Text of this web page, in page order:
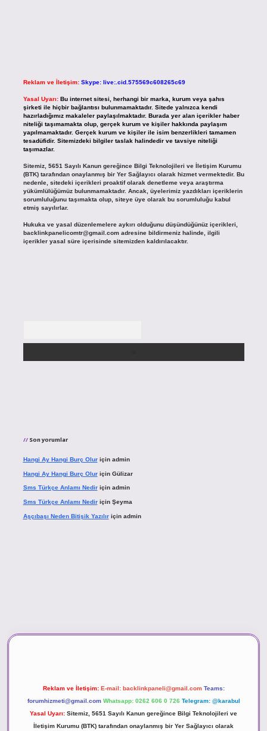
Reklam ve İletişim: Skype: live:.cid.575569c608265c69
Yasal Uyarı: Bu internet sitesi, herhangi bir marka, kurum veya şahıs
şirketi ile hiçbir bağlantısı bulunmamaktadır. Sitede yalnızca kendi
hazırladığımız makaleler paylaşılmaktadır. Burada yer alan içerikler haber
niteliği taşımamakta olup, gerçek kurum ve kişiler hakkında paylaşım
yapılmamaktadır. Gerçek kurum ve kişiler ile isim benzerlikleri tamamen
tesadüfidir. Sitemizdeki bilgiler taslak halindedir ve tavsiye niteliği
taşımazlar.
Sitemiz, 5651 Sayılı Kanun gereğince Bilgi Teknolojileri ve İletişim Kurumu
(BTK) tarafından onaylanmış bir Yer Sağlayıcı olarak hizmet vermektedir. Bu
nedenle, sitedeki içerikleri proaktif olarak denetleme veya araştırma
yükümlülüğümüz bulunmamaktadır. Ancak, üyelerimiz yazdıkları içeriklerin
sorumluluğunu taşımakta olup, siteye üye olarak bu sorumluluğu kabul
etmiş sayılırlar.
Hukuka ve yasal düzenlemelere aykırı olduğunu düşündüğünüz içerikleri,
backlinkpanelicomtr@gmail.comadresine bildirmeniz halinde, ilgili
içerikler yasal süre içerisinde sitemizden kaldırılacaktır.
Son yorumlar
Hangi Ay Hangi Burç Oluriçin admin
Hangi Ay Hangi Burç Oluriçin Gülizar
Sms Türkçe Anlamı Nediriçin admin
Sms Türkçe Anlamı Nediriçin Şeyma
Aşçıbaşı Neden Bitişik Yazılıriçin admin
Reklam ve İletişim: E-mail: backlinkpaneli@gmail.com Teams:
forumhizmeti@gmail.com Whatsapp: 0262 606 0 726 Telegram: @karabul
Yasal Uyarı: Sitemiz, 5651 Sayılı Kanun gereğince Bilgi Teknolojileri ve
İletişim Kurumu (BTK) tarafından onaylanmış bir Yer Sağlayıcı olarak